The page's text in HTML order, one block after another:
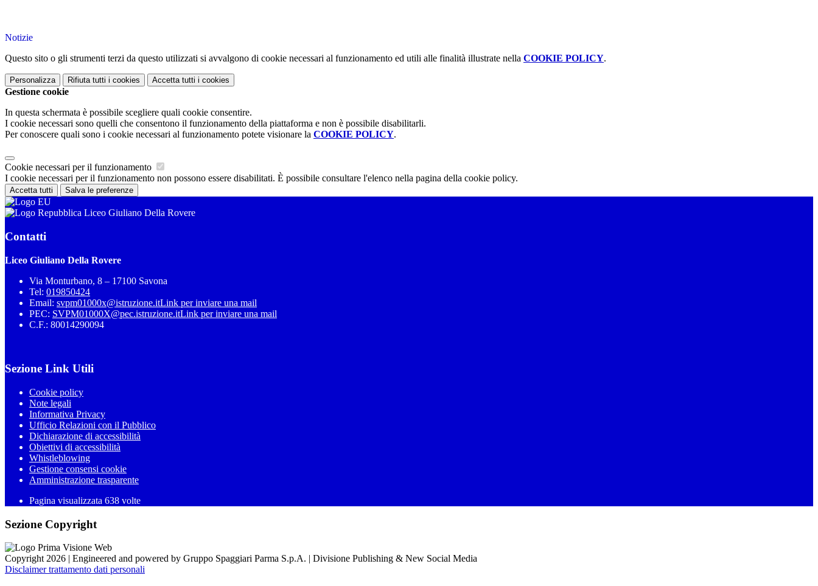
Notizie
Questo sito o gli strumenti terzi da questo utilizzati si avvalgono di cookie necessari al funzionamento ed utili alle finalità illustrate nella COOKIE POLICY.
Personalizza Rifiuta tutti i cookies Accetta tutti i cookies
Gestione cookie
In questa schermata è possibile scegliere quali cookie consentire.
I cookie necessari sono quelli che consentono il funzionamento della piattaforma e non è possibile disabilitarli.
Per conoscere quali sono i cookie necessari al funzionamento potete visionare la COOKIE POLICY.
Cookie necessari per il funzionamento
I cookie necessari per il funzionamento non possono essere disabilitati. È possibile consultare l'elenco nella pagina della cookie policy.
Accetta tutti Salva le preferenze
Liceo Giuliano Della Rovere
Contatti
Liceo Giuliano Della Rovere
Via Monturbano, 8 – 17100 Savona
Tel: 019850424
Email: svpm01000x@istruzione.itLink per inviare una mail
PEC: SVPM01000X@pec.istruzione.itLink per inviare una mail
C.F.: 80014290094
Sezione Link Utili
Cookie policy
Note legali
Informativa Privacy
Ufficio Relazioni con il Pubblico
Dichiarazione di accessibilità
Obiettivi di accessibilità
Whistleblowing
Gestione consensi cookie
Amministrazione trasparente
Pagina visualizzata 638 volte
Sezione Copyright
Copyright 2026 | Engineered and powered by Gruppo Spaggiari Parma S.p.A. | Divisione Publishing & New Social Media
Disclaimer trattamento dati personali